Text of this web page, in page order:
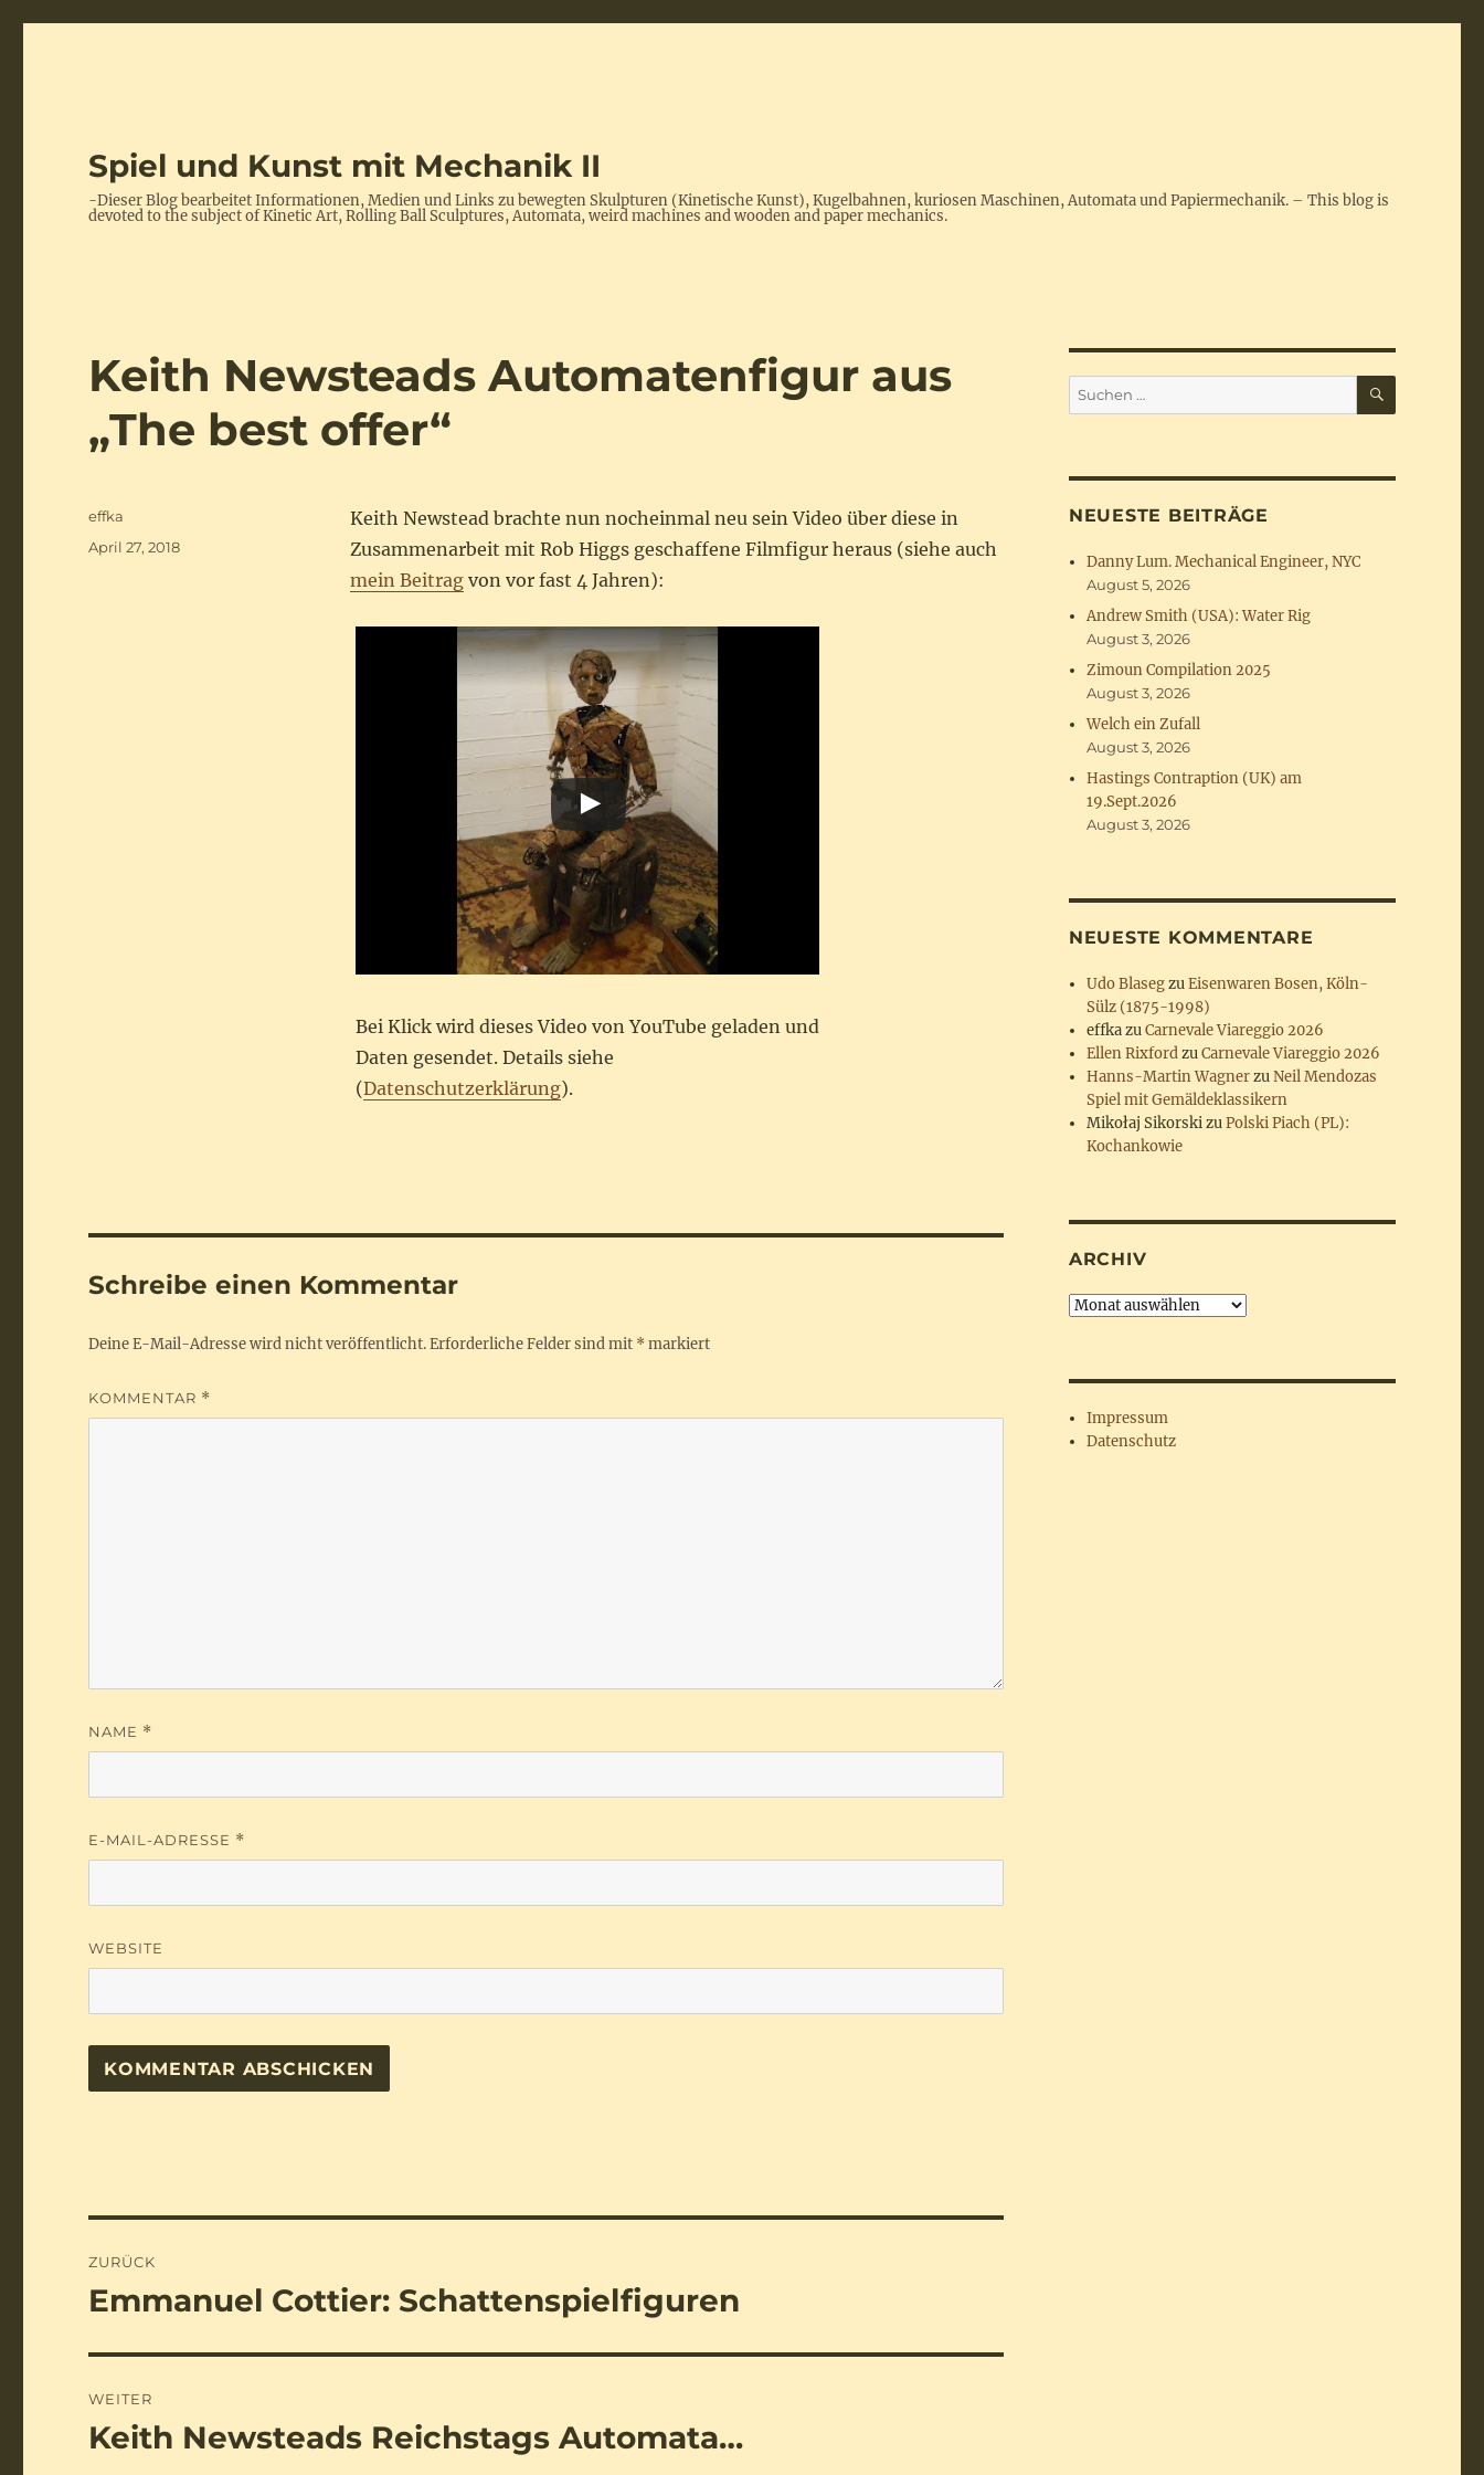
Spiel und Kunst mit Mechanik II
-Dieser Blog bearbeitet Informationen, Medien und Links zu bewegten Skulpturen (Kinetische Kunst), Kugelbahnen, kuriosen Maschinen, Automata und Papiermechanik. – This blog is
devoted to the subject of Kinetic Art, Rolling Ball Sculptures, Automata, weird machines and wooden and paper mechanics.
Keith Newsteads Automatenfigur aus
„The best offer“
Keith Newstead brachte nun nocheinmal neu sein Video über diese in
Zusammenarbeit mit Rob Higgs geschaffene Filmfigur heraus (siehe auch
mein Beitragvon vor fast 4 Jahren):
Bei Klick wird dieses Video von YouTube geladen und
Daten gesendet. Details siehe
(Datenschutzerklärung).
Autor
effka
Veröffentlicht
April 27, 2018
Schreibe einen Kommentar
Deine E-Mail-Adresse wird nicht veröffentlicht.Erforderliche Felder sind mit * markiert
KOMMENTAR *
NAME *
E-MAIL-ADRESSE *
WEBSITE
ZURÜCK
Vorheriger
Emmanuel Cottier: Schattenspielfiguren
WEITER
Nächster
Keith Newsteads Reichstags Automata…
Suchen
nach:
SUCHEN
NEUESTE BEITRÄGE
Danny Lum. Mechanical Engineer, NYC
August 5, 2026
Andrew Smith (USA): Water Rig
August 3, 2026
Zimoun Compilation 2025
August 3, 2026
Welch ein Zufall
August 3, 2026
Hastings Contraption (UK) am
19.Sept.2026
August 3, 2026
NEUESTE KOMMENTARE
Udo BlasegzuEisenwaren Bosen, Köln-
Sülz (1875-1998)
effkazuCarnevale Viareggio 2026
Ellen RixfordzuCarnevale Viareggio 2026
Hanns-Martin WagnerzuNeil Mendozas
Spiel mit Gemäldeklassikern
Mikołaj SikorskizuPolski Piach (PL):
Kochankowie
ARCHIV
Archiv
Impressum
Datenschutz